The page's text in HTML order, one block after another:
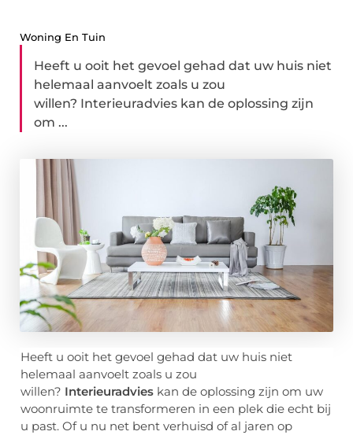
Woning En Tuin
Heeft u ooit het gevoel gehad dat uw huis niet
helemaal aanvoelt zoals u zou
willen? Interieuradvies kan de oplossing zijn
om ...
Heeft u ooit het gevoel gehad dat uw huis niet
helemaal aanvoelt zoals u zou
willen? Interieuradvies kan de oplossing zijn om uw
woonruimte te transformeren in een plek die echt bij
u past. Of u nu net bent verhuisd of al jaren op